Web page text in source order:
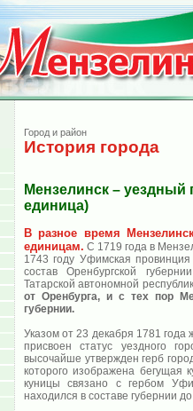
Город и район
История города
Мензелинск – уездный
единица)
В разное время
единицам. С 1719 года в
1743 году Уфимская
состав Оренбургской
Татарской автономной
от Оренбурга, и с тех пор
губернии.
Указом от 23 декабря 1781
присвоен статус уездного
высочайше утвержден герб
которого изображена бегущая
куницы связано с гербом
находился в составе губернии